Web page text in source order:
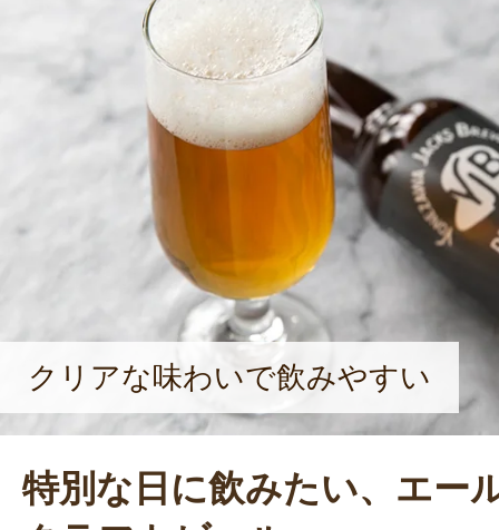
必要な設備をはじめ、醸造のノウハ
志してから実に7年後、地元・米沢市
年（平成30年）に酒造免許を取得し
エール系のビールだけでなく、山形
品を使ったビールの醸造も積極的に
がそうだったように、美味しいビー
の感動を提供したい」と語る。屋号
は、「地元をより知ってほしい」と
くゆくは、米沢の新たな名産品とし
頑張りたい」と、笑顔で語ってくれ
クリアな味わいで飲みやすい
特別な日に飲みたい、エー